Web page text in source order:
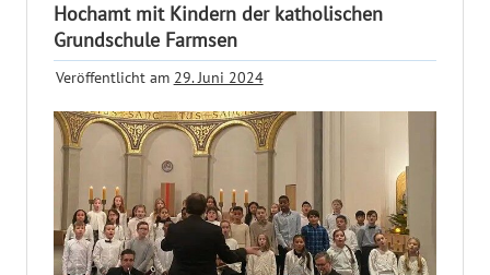
Hochamt mit Kindern der katholischen
Grundschule Farmsen
Veröffentlicht am 29. Juni 2024